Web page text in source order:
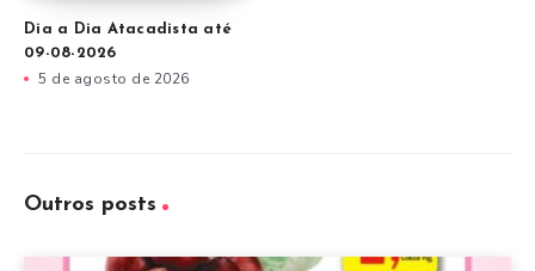
Dia a Dia Atacadista até
09-08-2026
5 de agosto de 2026
Outros posts